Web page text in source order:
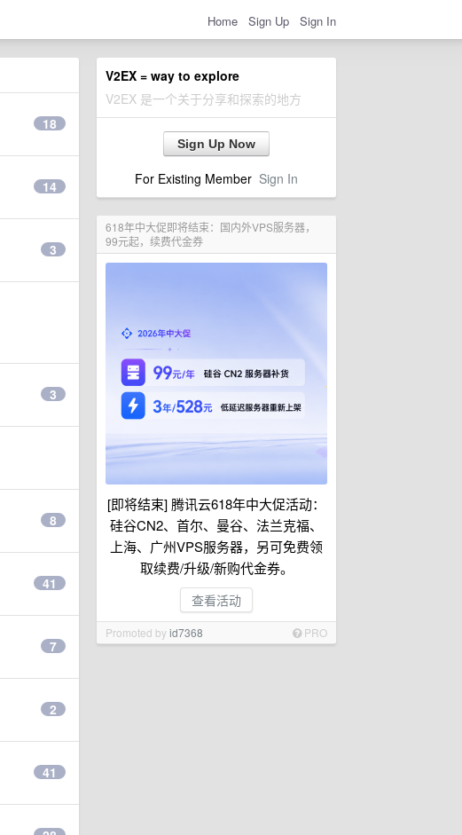
Home Sign Up Sign In
V2EX = way to explore
V2EX 是一个关于分享和探索的地方
Sign Up Now
For Existing Member Sign In
618年中大促即将结束：国内外VPS服务器，
99元起，续费代金券
[即将结束] 腾讯云618年中大促活动：
硅谷CN2、首尔、曼谷、法兰克福、
上海、广州VPS服务器，另可免费领
取续费/升级/新购代金券。
查看活动
Promoted byid7368 PRO
18
14
3
3
8
41
7
2
41